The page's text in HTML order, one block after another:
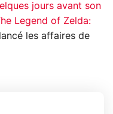
jours avant son
Legend of Zelda:
les affaires de